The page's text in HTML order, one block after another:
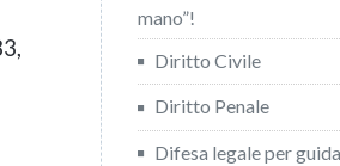
mano”!
Diritto Civile
Diritto Penale
Difesa legale per